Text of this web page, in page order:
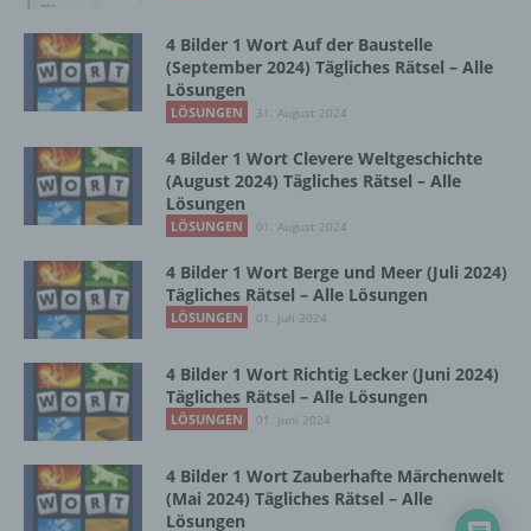
4 Bilder 1 Wort Auf der Baustelle
(September 2024) Tägliches Rätsel – Alle
Lösungen
LÖSUNGEN 31. August 2024
4 Bilder 1 Wort Clevere Weltgeschichte
(August 2024) Tägliches Rätsel – Alle
Lösungen
LÖSUNGEN 01. August 2024
4 Bilder 1 Wort Berge und Meer (Juli 2024)
Tägliches Rätsel – Alle Lösungen
LÖSUNGEN 01. Juli 2024
4 Bilder 1 Wort Richtig Lecker (Juni 2024)
Tägliches Rätsel – Alle Lösungen
LÖSUNGEN 01. Juni 2024
4 Bilder 1 Wort Zauberhafte Märchenwelt
(Mai 2024) Tägliches Rätsel – Alle
Lösungen
Daten wie das Erheben, das Erfassen, die
Organisation, das Ordnen, die Speicherung,
die Anpassung oder Veränderung, das
Auslesen, das Abfragen, die Verwendung,
Verbreitung oder eine andere Form der
Bereitstellung, den Abgleich oder die
Verknüpfung, die Einschränkung, das
Löschen oder die Vernichtung.
d) Einschränkung der Verarbeitung
Einschränkung der Verarbeitung ist die
Markierung gespeicherter
personenbezogener Daten mit dem Ziel, ihre
künftige Verarbeitung einzuschränken.
e) Profiling